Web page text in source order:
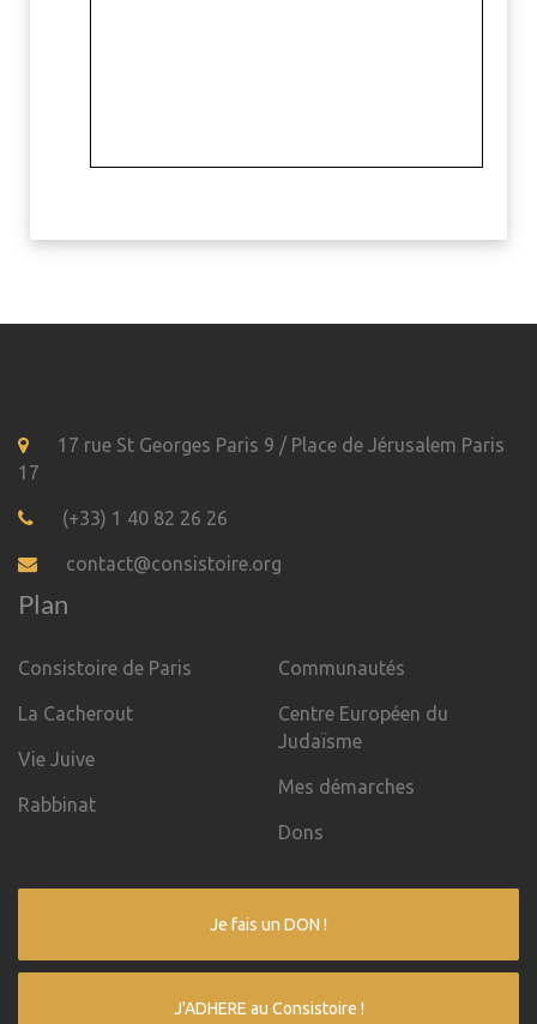
17 rue St Georges Paris 9 / Place de Jérusalem Paris
17
(+33) 1 40 82 26 26
contact@consistoire.org
Plan
Consistoire de Paris
La Cacherout
Vie Juive
Rabbinat
Communautés
Centre Européen du
Judaïsme
Mes démarches
Dons
Je fais un DON !
J'ADHERE au Consistoire !